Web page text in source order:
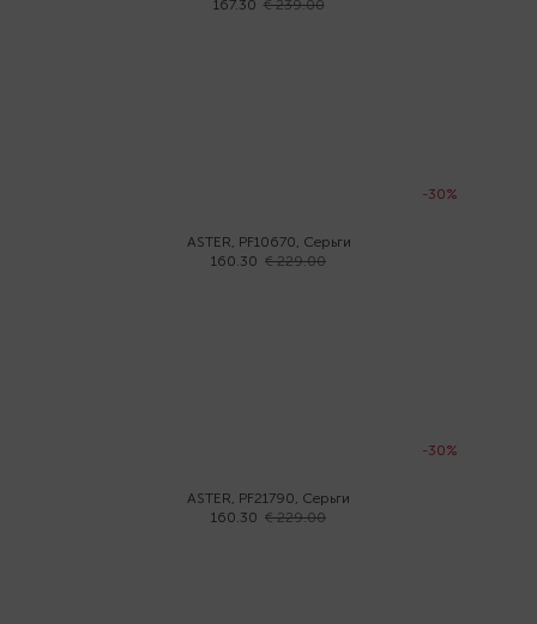
167.30 € 239.00
-30%
ASTER, PF10670, Серьги
160.30 € 229.00
-30%
ASTER, PF21790, Серьги
160.30 € 229.00